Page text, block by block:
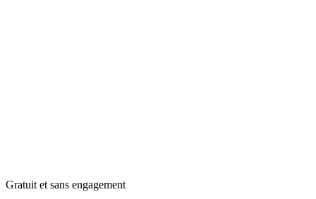
Gratuit et sans engagement